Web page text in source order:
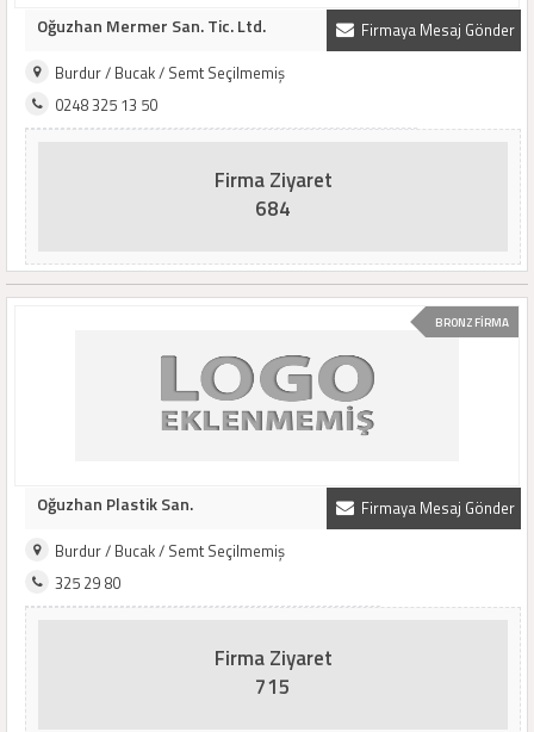
Firmaya Mesaj Gönder
Oğuzhan Mermer San. Tic. Ltd.
Burdur / Bucak / Semt Seçilmemiş
0248 325 13 50
Firma Ziyaret
684
BRONZ FİRMA
Firmaya Mesaj Gönder
Oğuzhan Plastik San.
Burdur / Bucak / Semt Seçilmemiş
325 29 80
Firma Ziyaret
715